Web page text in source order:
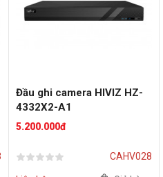
Đầu ghi camera HIVIZ HZ-
4332X2-A1
5.200.000đ
CAHV028